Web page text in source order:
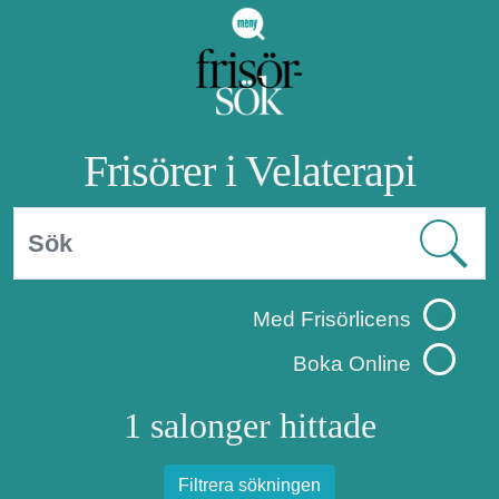
Frisörer i Velaterapi
Med Frisörlicens
Boka Online
1 salonger hittade
Filtrera sökningen